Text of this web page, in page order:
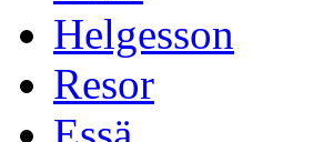
Helgesson
Resor